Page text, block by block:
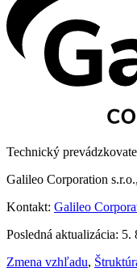
Technický
Galileo Corporation
Kontakt: Galileo
Posledná aktualizácia: 5.
Zmena vzhľadu,